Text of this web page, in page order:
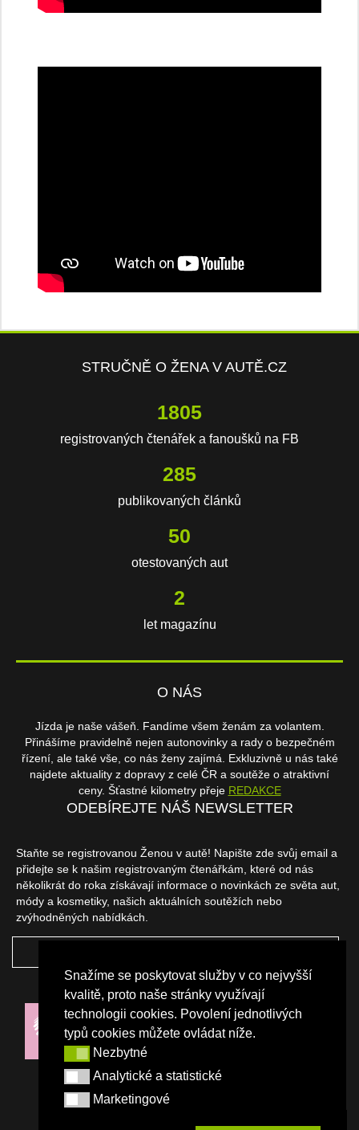
Snažíme se poskytovat služby v co nejvyšší
kvalitě, proto naše stránky využívají
technologii cookies. Povolení jednotlivých
typů cookies můžete ovládat níže.
NezbytnéNezbytné
Analytické a statistické
Analytické a statistické
Marketingové
Marketingové
STRUČNĚ O ŽENA V AUTĚ.CZ
3850
registrovaných čtenářek a fanoušků na FB
608
publikovaných článků
107
otestovaných aut
3
let magazínu
O NÁS
Jízda je naše vášeň. Fandíme všem ženám za volantem.
Přinášíme pravidelně nejen autonovinky a rady o bezpečném
řízení, ale také vše, co nás ženy zajímá. Exkluzivně u nás také
najdete aktuality z dopravy z celé ČR a soutěže o atraktivní
ceny. Šťastné kilometry přeje REDAKCE
ODEBÍREJTE NÁŠ NEWSLETTER
Staňte se registrovanou Ženou v autě! Napište zde svůj email a
přidejte se k našim registrovaným čtenářkám, které od nás
několikrát do roka získávají informace o novinkách ze světa aut,
módy a kosmetiky, našich aktuálních soutěžích nebo
zvýhodněných nabídkách.
NAŠI PARTNEŘI